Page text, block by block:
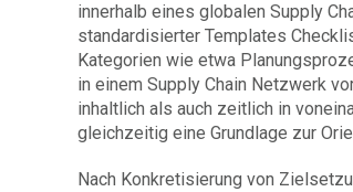
innerhalb eines globalen Supply
standardisierter Templates
Kategorien wie etwa
in einem Supply Chain Netzwerk
inhaltlich als auch zeitlich in
gleichzeitig eine Grundlage zur
Nach Konkretisierung von